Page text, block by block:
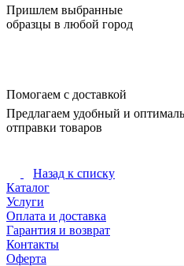
Пришлем выбранные
образцы в любой город
Помогаем с доставкой
Предлагаем удобный и
отправки товаров
Назад к списку
Каталог
Услуги
Оплата и доставка
Гарантия и возврат
Контакты
Оферта